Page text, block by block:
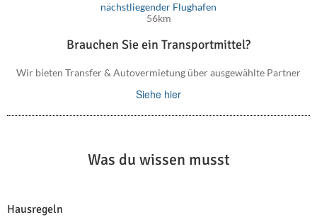
nächstliegender Flughafen
56km
Brauchen Sie ein Transportmittel?
Wir bieten Transfer & Autovermietung über ausgewählte Partner
Siehe hier
Was du wissen musst
Hausregeln